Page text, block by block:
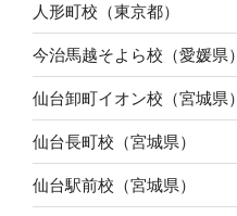
人形町校（東京都）
今治馬越そよら校（愛媛県）
仙台卸町イオン校（宮城県）
仙台長町校（宮城県）
仙台駅前校（宮城県）